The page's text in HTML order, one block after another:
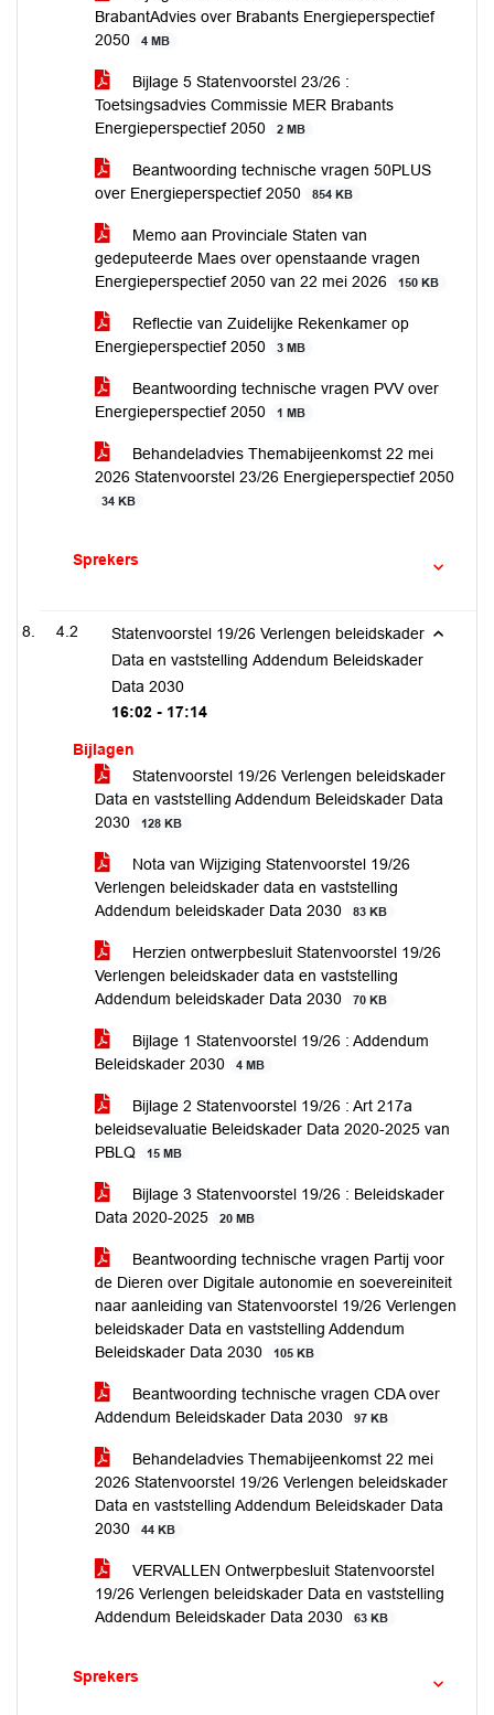
BrabantAdvies over Brabants Energieperspectief
2050
4 MB
Bijlage 5 Statenvoorstel 23/26 :
Toetsingsadvies Commissie MER Brabants
Energieperspectief 2050
2 MB
Beantwoording technische vragen 50PLUS
over Energieperspectief 2050
854 KB
Memo aan Provinciale Staten van
gedeputeerde Maes over openstaande vragen
Energieperspectief 2050 van 22 mei 2026
150 KB
Reflectie van Zuidelijke Rekenkamer op
Energieperspectief 2050
3 MB
Beantwoording technische vragen PVV over
Energieperspectief 2050
1 MB
Behandeladvies Themabijeenkomst 22 mei
2026 Statenvoorstel 23/26 Energieperspectief 2050
34 KB
Sprekers
4.2
Statenvoorstel 19/26 Verlengen beleidskader
Data en vaststelling Addendum Beleidskader
Data 2030
16:02 - 17:14
Bijlagen
Statenvoorstel 19/26 Verlengen beleidskader
Data en vaststelling Addendum Beleidskader Data
2030
128 KB
Nota van Wijziging Statenvoorstel 19/26
Verlengen beleidskader data en vaststelling
Addendum beleidskader Data 2030
83 KB
Herzien ontwerpbesluit Statenvoorstel 19/26
Verlengen beleidskader data en vaststelling
Addendum beleidskader Data 2030
70 KB
Bijlage 1 Statenvoorstel 19/26 : Addendum
Beleidskader 2030
4 MB
Bijlage 2 Statenvoorstel 19/26 : Art 217a
beleidsevaluatie Beleidskader Data 2020-2025 van
PBLQ
15 MB
Bijlage 3 Statenvoorstel 19/26 : Beleidskader
Data 2020-2025
20 MB
Beantwoording technische vragen Partij voor
de Dieren over Digitale autonomie en soevereiniteit
naar aanleiding van Statenvoorstel 19/26 Verlengen
beleidskader Data en vaststelling Addendum
Beleidskader Data 2030
105 KB
Beantwoording technische vragen CDA over
Addendum Beleidskader Data 2030
97 KB
Behandeladvies Themabijeenkomst 22 mei
2026 Statenvoorstel 19/26 Verlengen beleidskader
Data en vaststelling Addendum Beleidskader Data
2030
44 KB
VERVALLEN Ontwerpbesluit Statenvoorstel
19/26 Verlengen beleidskader Data en vaststelling
Addendum Beleidskader Data 2030
63 KB
Sprekers